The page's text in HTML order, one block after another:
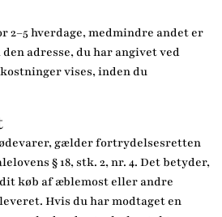
2–5 hverdage, medmindre andet er
adresse, du har angivet ved
vises, inden du
gælder fortrydelsesretten
§ 18, stk. 2, nr. 4. Det betyder,
køb af æblemost eller andre
Hvis du har modtaget en